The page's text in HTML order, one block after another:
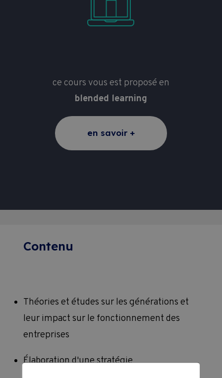
ce cours vous est proposé en
blended learning
en savoir +
Contenu
Théories et études sur les générations et
leur impact sur le fonctionnement des
entreprises
Élaboration d'une stratégie